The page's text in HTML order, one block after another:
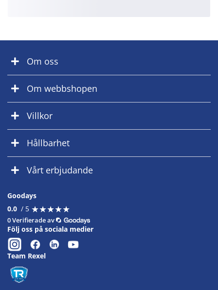
Om oss
Om webbshopen
Villkor
Hållbarhet
Vårt erbjudande
Goodays
0.0 / 5 ★★★★★
★★★★★
0 Verifierade av
Följ oss på sociala medier
Team Rexel